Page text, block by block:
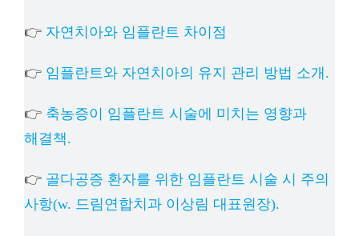
👉 자연치아와 임플란트 차이점
👉 임플란트와 자연치아의 유지 관리 방법 소개.
👉 축농증이 임플란트 시술에 미치는 영향과
해결책.
👉 골다공증 환자를 위한 임플란트 시술 시 주의
사항(w. 드림연합치과 이상림 대표원장).